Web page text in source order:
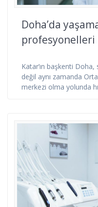
Doha’da
Katar’ın başkenti
değil aynı zamanda
merkezi olma yolunda